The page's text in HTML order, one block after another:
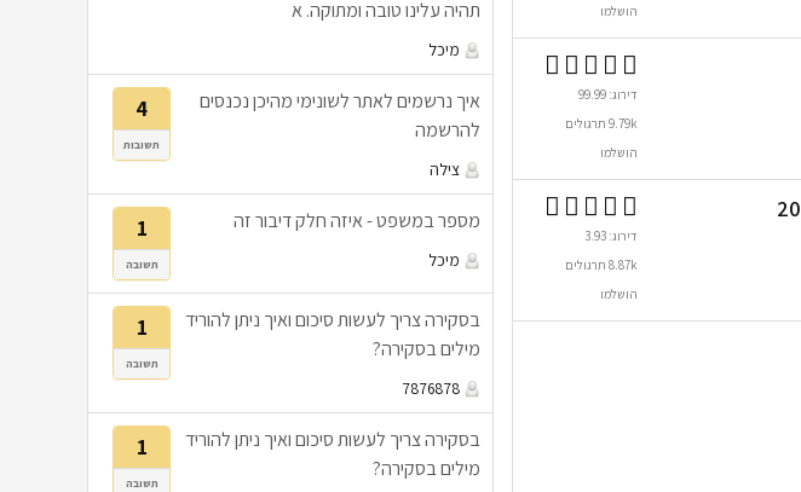
הושלמו
דירוג: 99.99
9.79k תרגולים
הושלמו
דירוג: 3.93
8.87k תרגולים
הושלמו
תהיה עלינו טובה ומתוקה. א
מיכל
4
תשובות
איך נרשמים לאתר לשונימי מהיכן נכנסים
להרשמה
צילה
1
תשובה
מספר במשפט - איזה חלק דיבור זה
מיכל
1
תשובה
בסקירה צריך לעשות סיכום ואיך ניתן להוריד
מילים בסקירה?
7876878
1
תשובה
בסקירה צריך לעשות סיכום ואיך ניתן להוריד
מילים בסקירה?